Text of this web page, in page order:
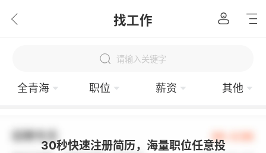
找工作
请输入关键字
全青海 职位 薪资 其他
30秒快速注册简历，海量职位任意投